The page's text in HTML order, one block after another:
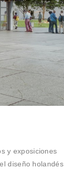
y exposiciones
diseño holandés.